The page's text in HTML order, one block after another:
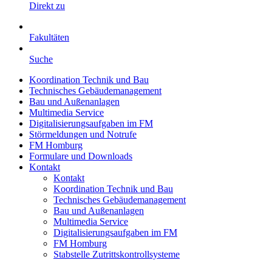
Direkt zu
Fakultäten
Suche
Koordination Technik und Bau
Technisches Gebäudemanagement
Bau und Außenanlagen
Multimedia Service
Digitalisierungsaufgaben im FM
Störmeldungen und Notrufe
FM Homburg
Formulare und Downloads
Kontakt
Kontakt
Koordination Technik und Bau
Technisches Gebäudemanagement
Bau und Außenanlagen
Multimedia Service
Digitalisierungsaufgaben im FM
FM Homburg
Stabstelle Zutrittskontrollsysteme